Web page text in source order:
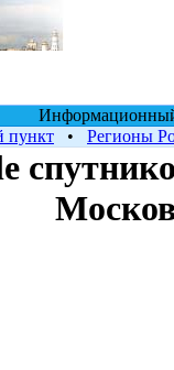
Информационный
пункт • Регионы